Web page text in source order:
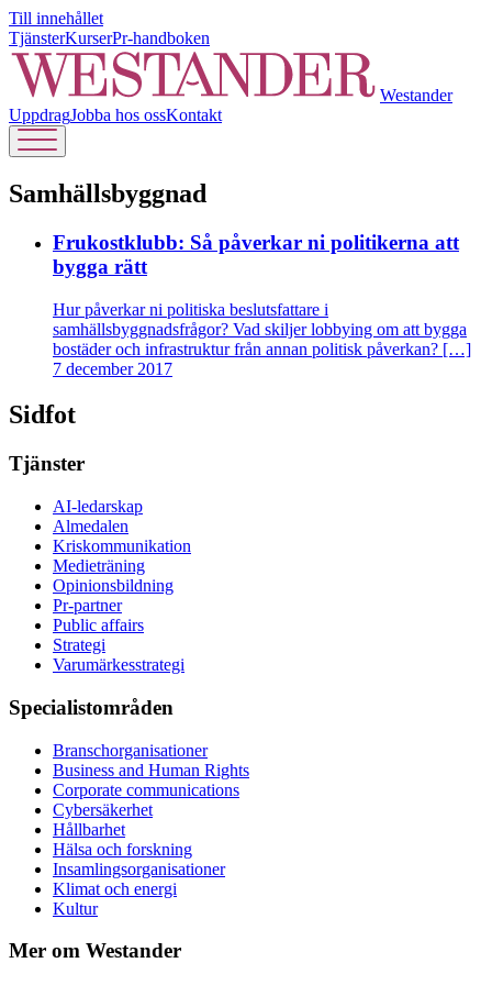
Till innehållet
TjänsterKurserPr-handboken
Westander
UppdragJobba hos ossKontakt
Samhällsbyggnad
Frukostklubb: Så påverkar ni politikerna att
bygga rätt
Hur påverkar ni politiska beslutsfattare i
samhällsbyggnadsfrågor? Vad skiljer lobbying om att bygga
bostäder och infrastruktur från annan politisk påverkan? […]
7 december 2017
Sidfot
Tjänster
AI-ledarskap
Almedalen
Kris­kommunikation
Medieträning
Opinionsbildning
Pr-partner
Public affairs
Strategi
Varumärkesstrategi
Specialistområden
Branschorganisationer
Business and Human Rights
Corporate communications
Cybersäkerhet
Hållbarhet
Hälsa och forskning
Insamlingsorganisationer
Klimat och energi
Kultur
Mer om Westander